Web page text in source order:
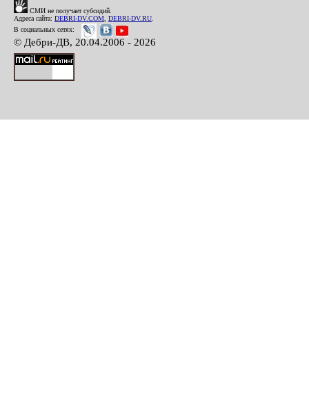
СМИ не получает субсидий.
Адреса сайта: DEBRI-DV.COM DEBRI-DV.RU
В социальных сетях:
© Дебри-ДВ, 20.04.2006 - 2026